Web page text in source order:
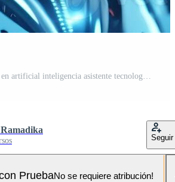
cibernético robótico en artificial inteligencia asistente tecnología concepto fondo, generativo ai Foto Pro
Seguir
PruebaNo se requiere atribución!